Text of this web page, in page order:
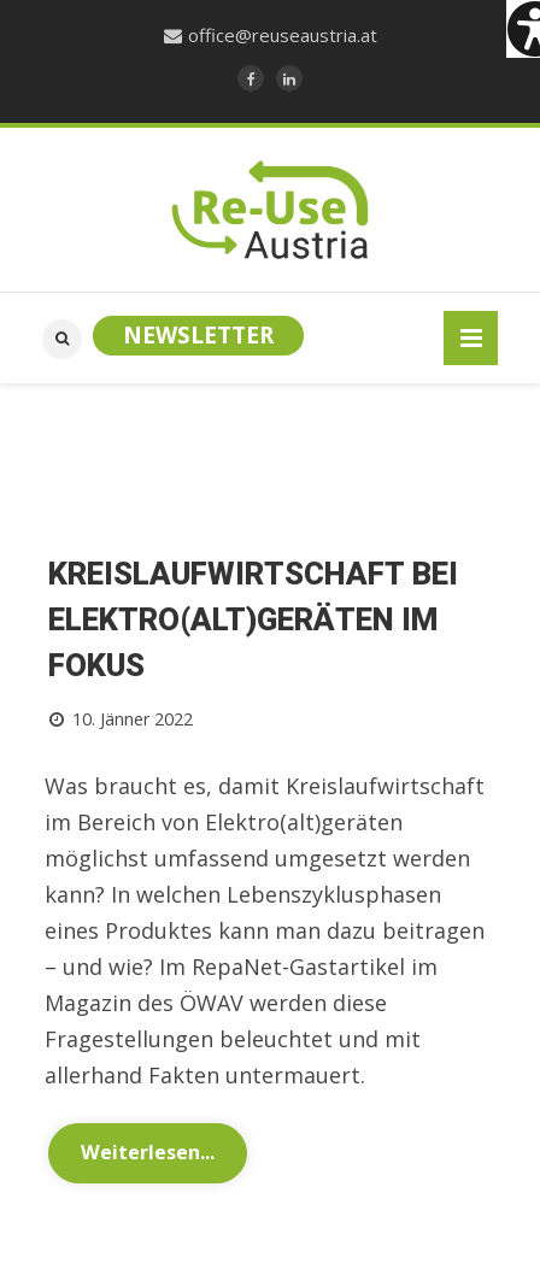
office@reuseaustria.at
NEWSLETTER
KREISLAUFWIRTSCHAFT BEI
ELEKTRO(ALT)GERÄTEN IM
FOKUS
10. Jänner 2022
Was braucht es, damit Kreislaufwirtschaft
im Bereich von Elektro(alt)geräten
möglichst umfassend umgesetzt werden
kann? In welchen Lebenszyklusphasen
eines Produktes kann man dazu beitragen
– und wie? Im RepaNet-Gastartikel im
Magazin des ÖWAV werden diese
Fragestellungen beleuchtet und mit
allerhand Fakten untermauert.
Weiterlesen...